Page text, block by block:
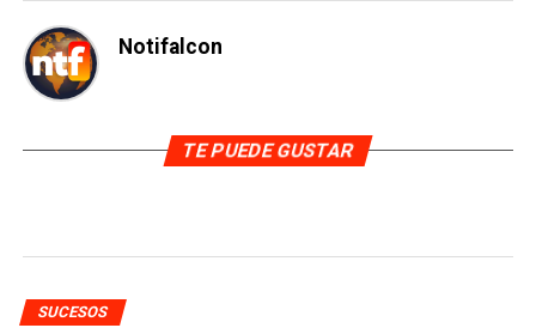
Notifalcon
TE PUEDE GUSTAR
SUCESOS